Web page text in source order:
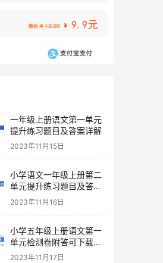
一年级上册语文第一单元
提升练习题目及答案详解
2023年11月15日
小学语文一年级上册第二
单元提升练习题目及答案
下载
2023年11月16日
小学五年级上册语文第一
单元检测卷附答可下载打
印
2023年11月17日